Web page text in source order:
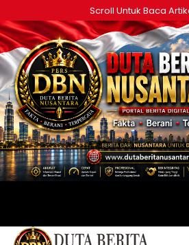
ke
konten
Scroll Untuk Baca